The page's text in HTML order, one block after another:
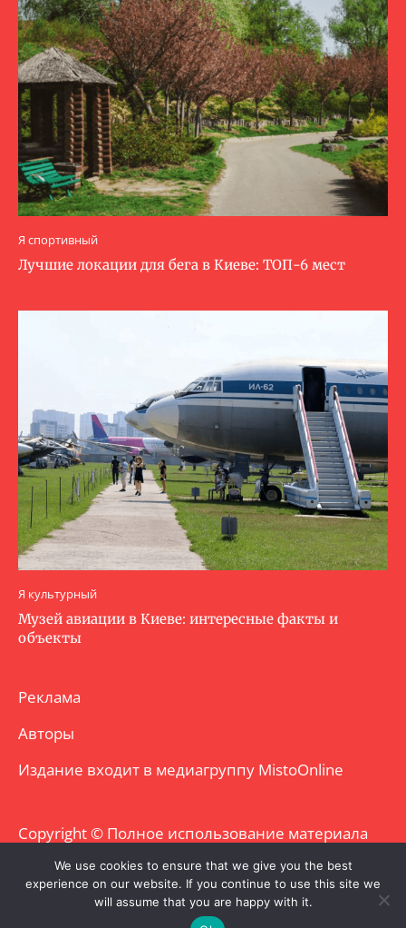
Я спортивный
Лучшие локации для бега в Киеве: ТОП-6 мест
Я культурный
Музей авиации в Киеве: интересные факты и
объекты
Реклама
Авторы
Издание входит в медиагруппу MistoOnline
Copyright © Полное использование материала
запрещено. Частично разрешено с
гиперссылкой.
We use cookies to ensure that we give you the best
experience on our website. If you continue to use this site we
will assume that you are happy with it.